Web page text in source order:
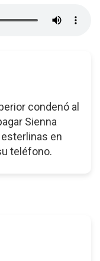
condenó al
Sienna
en
teléfono.